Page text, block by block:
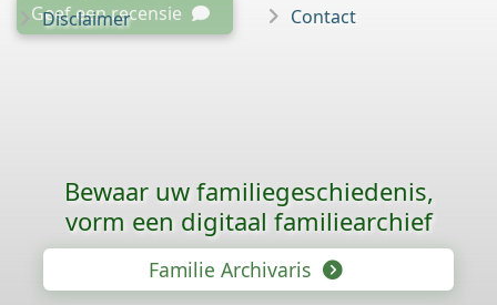
Geef een recensie
Disclaimer
Contact
Bewaar uw familie­geschiedenis,
vorm een digitaal familiearchief
Familie Archivaris